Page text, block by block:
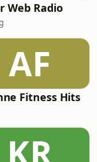
Web Radio
AF
Fitness Hits
KR